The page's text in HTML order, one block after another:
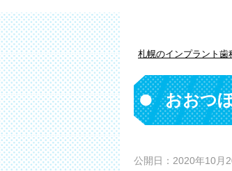
札幌のインプラント歯
おおつ
公開日： 2020年10月